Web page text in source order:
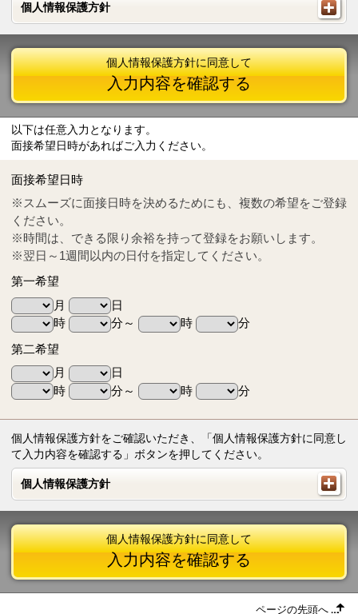
個人情報保護方針
個人情報保護方針
Tel
0570-55-0314
個人情報保護方針に同意して
入力内容を確認する
以下は任意入力となります。
面接希望日時があればご入力ください。
面接希望日時
※スムーズに面接日時を決めるためにも、複数の希望をご登録
ください。
※時間は、できる限り余裕を持って登録をお願いします。
※翌日～1週間以内の日付を指定してください。
第一希望
月
日
時
分～ 時
分
第二希望
月
日
時
分～ 時 分
個人情報保護方針をご確認いただき、「個人情報保護方針に同意し
て入力内容を確認する」ボタンを押してください。
個人情報保護方針
個人情報保護方針
個人情報保護方針に同意して
入力内容を確認する
ページの先頭へ